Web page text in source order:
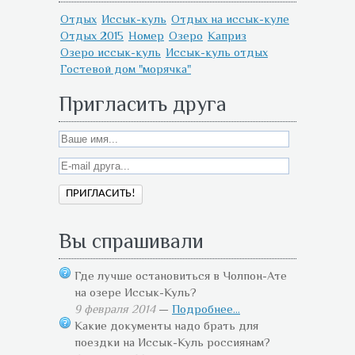
Отдых Иссык-куль Отдых на иссык-куле
Отдых 2015 Номер Озеро Каприз
Озеро иссык-куль Иссык-куль отдых
Гостевой дом "морячка"
Пригласить друга
Вы спрашивали
Где лучше остановиться в Чолпон-Ате
на озере Иссык-Куль?
9 февраля 2014— Подробнее...
Какие документы надо брать для
поездки на Иссык-Куль россиянам?